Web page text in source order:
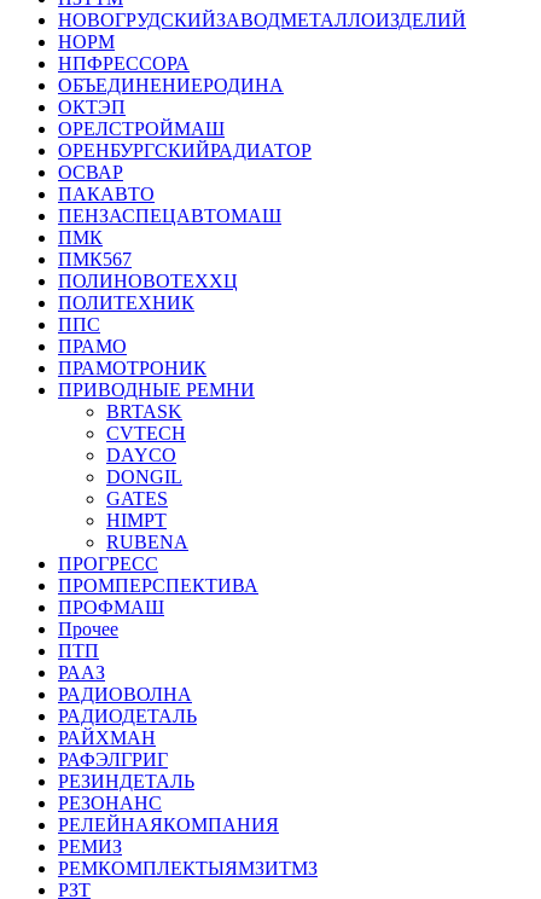
НОВОГРУДСКИЙЗАВОДМЕТАЛЛОИЗДЕЛИЙ
НОРМ
НПФРЕССОРА
ОБЪЕДИНЕНИЕРОДИНА
ОКТЭП
ОРЕЛСТРОЙМАШ
ОРЕНБУРГСКИЙРАДИАТОР
ОСВАР
ПАКАВТО
ПЕНЗАСПЕЦАВТОМАШ
ПМК
ПМК567
ПОЛИНОВОТЕХХЦ
ПОЛИТЕХНИК
ППС
ПРАМО
ПРАМОТРОНИК
ПРИВОДНЫЕ РЕМНИ
BRTASK
CVTECH
DAYCO
DONGIL
GATES
HIMPT
RUBENA
ПРОГРЕСС
ПРОМПЕРСПЕКТИВА
ПРОФМАШ
Прочее
ПТП
РААЗ
РАДИОВОЛНА
РАДИОДЕТАЛЬ
РАЙХМАН
РАФЭЛГРИГ
РЕЗИНДЕТАЛЬ
РЕЗОНАНС
РЕЛЕЙНАЯКОМПАНИЯ
РЕМИЗ
РЕМКОМПЛЕКТЫЯМЗИТМЗ
РЗТ